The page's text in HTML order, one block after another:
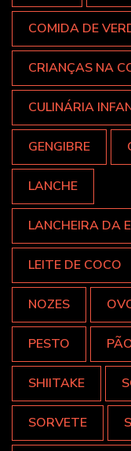
COMIDA DE
CRIANÇAS NA
CULINÁRIA
GENGIBRE
LANCHE
LANCHEIRA DA
LEITE DE COCO
NOZES
PESTO
SHIITAKE
SORVETE